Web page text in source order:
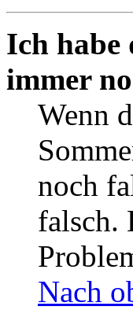
Ich habe
immer
Wenn
noch
falsch.
Nach